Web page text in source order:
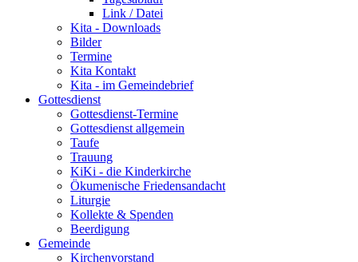
Link / Datei
Kita - Downloads
Bilder
Termine
Kita Kontakt
Kita - im Gemeindebrief
Gottesdienst
Gottesdienst-Termine
Gottesdienst allgemein
Taufe
Trauung
KiKi - die Kinderkirche
Ökumenische Friedensandacht
Liturgie
Kollekte & Spenden
Beerdigung
Gemeinde
Kirchenvorstand